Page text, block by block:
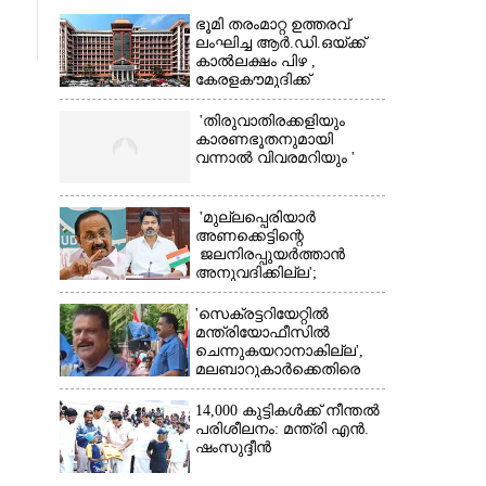
ഭൂമി തരംമാറ്റ ഉത്തരവ്
ലംഘിച്ച ആർ.ഡി.ഒയ്ക്ക്
കാൽലക്ഷം പിഴ ,​
കേരളകൗമുദിക്ക്
ഹൈക്കോടതിയുടെ
പ്രശംസ
'തിരുവാതിരക്കളിയും
കാരണഭൂതനുമായി
വന്നാൽ വിവരമറിയും '
'മുല്ലപ്പെരിയാർ
അണക്കെട്ടിന്റെ
ജലനിരപ്പുയർത്താൻ
അനുവദിക്കില്ല';
തമിഴ്‌നാട്
സർക്കാരിനെതിരെ കേരളം
'സെക്രട്ടറിയേറ്റിൽ
മന്ത്രിയോഫീസിൽ
ചെന്നുകയറാനാകില്ല',
മലബാറുകാർക്കെതിരെ
അധിക്ഷേപ
പരാമർശവുമായി സിപിഎം
നേതാവ്‌
14,000 കുട്ടികൾക്ക് നീന്തൽ
പരിശീലനം: മന്ത്രി എൻ.
ഷംസുദ്ദീൻ